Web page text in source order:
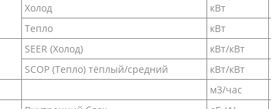
Холод кВт
Тепло
кВт
SEER (Холод) кВт/кВт
SCOP (Тепло) тёплый/средний
кВт/кВт
м3/час